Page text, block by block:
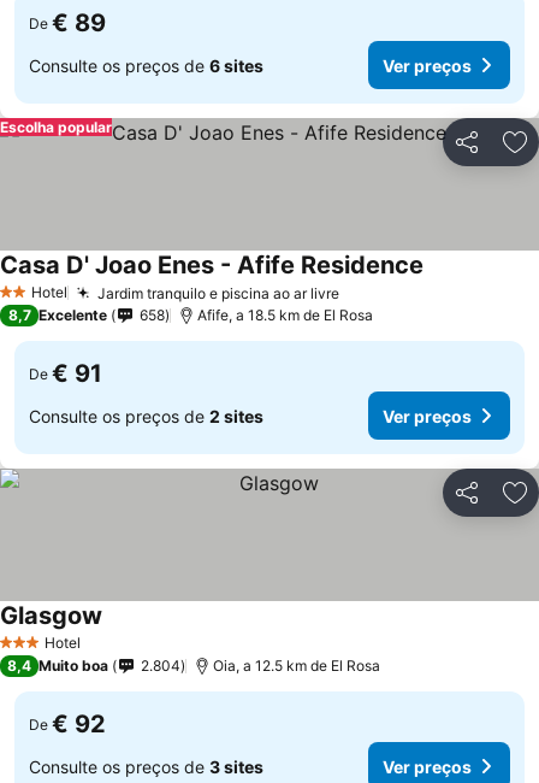
De € 89
Consulte os preços de 6 sites Ver preços
Partilhar
Escolha popular
2 Estrelas
Hotel Jardim tranquilo e piscina ao ar livre
Casa D' Joao Enes - Afife Residence
8,7 Excelente 658 Afife, a 18.5 km de El Rosa
De € 91
Consulte os preços de 2 sites Ver preços
Partilhar
3 EstrelasHotel
Glasgow
8,4 Muito boa 2.804 Oia, a 12.5 km de El Rosa
De € 92
Consulte os preços de 3 sites Ver preços